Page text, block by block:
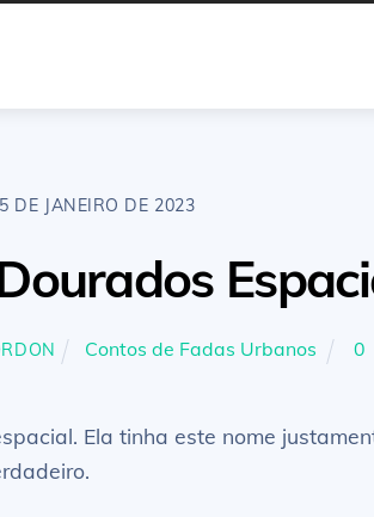
DE JANEIRO DE 2023
Contos de Fadas Urbanos 0
Ela tinha este nome